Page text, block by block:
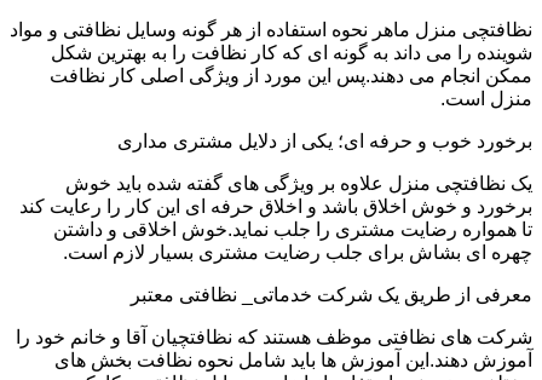
نظافتچی منزل ماهر نحوه استفاده از هر گونه وسایل نظافتی و مواد
شوینده را می داند به گونه ای که کار نظافت را به بهترین شکل
ممکن انجام می دهند.پس این مورد از ویژگی اصلی کار نظافت
منزل است.
برخورد خوب و حرفه ای؛ یکی از دلایل مشتری مداری
یک نظافتچی منزل علاوه بر ویژگی های گفته شده باید خوش
برخورد و خوش اخلاق باشد و اخلاق حرفه ای این کار را رعایت کند
تا همواره رضایت مشتری را جلب نماید.خوش اخلاقی و داشتن
چهره ای بشاش برای جلب رضایت مشتری بسیار لازم است.
معرفی از طریق یک شرکت خدماتی_ نظافتی معتبر
شرکت های نظافتی موظف هستند که نظافتچیان آقا و خانم خود را
آموزش دهند.این آموزش ها باید شامل نحوه نظافت بخش های